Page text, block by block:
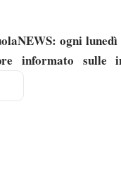
ogni
informato sulle
possono